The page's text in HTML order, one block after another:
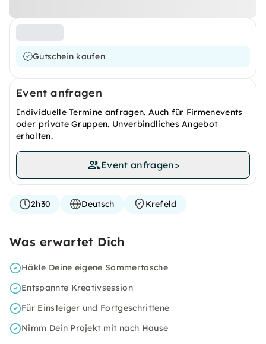
Gutschein kaufen
Event anfragen
Individuelle Termine anfragen. Auch für Firmenevents
oder private Gruppen. Unverbindliches Angebot
erhalten.
Event anfragen>
2h30 Deutsch Krefeld
Was erwartet Dich
Häkle Deine eigene Sommertasche
Entspannte Kreativsession
Für Einsteiger und Fortgeschrittene
Nimm Dein Projekt mit nach Hause